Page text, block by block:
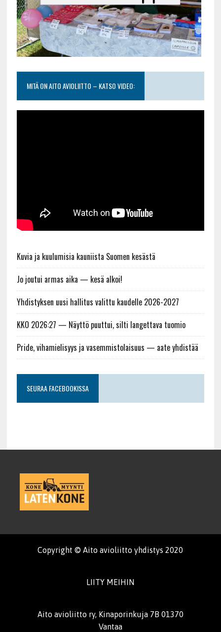
MITÄ ON AITO AVIOLIITTO – KATSO VIDEO:
Kuvia ja kuulumisia kauniista Suomen kesästä
Jo joutui armas aika — kesä alkoi!
Yhdistyksen uusi hallitus valittu kaudelle 2026-2027
KKO 2026:27 — Näyttö puuttui, silti langettava tuomio
Pride, vihamielisyys ja vasemmistolaisuus — aate yhdistää
SEURAA FACEBOOKISSA
Copyright © Aito avioliitto yhdistys 2020
LIITY MEIHIN
Aito avioliitto ry, Kinaporinkuja 7B 01370
Vantaa